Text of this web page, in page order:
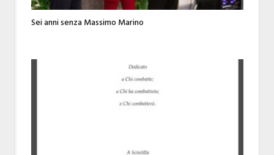
Sei anni senza Massimo Marino